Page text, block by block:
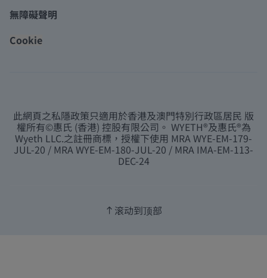
無障礙聲明
Cookie
此網頁之私隱政策只適用於香港及澳門特別行政區居民 版
權所有©惠氏 (香港) 控股有限公司。 WYETH®及惠氏®為
Wyeth LLC.之註冊商標，授權下使用 MRA WYE-EM-179-
JUL-20 / MRA WYE-EM-180-JUL-20 / MRA IMA-EM-113-
DEC-24
滚动到顶部